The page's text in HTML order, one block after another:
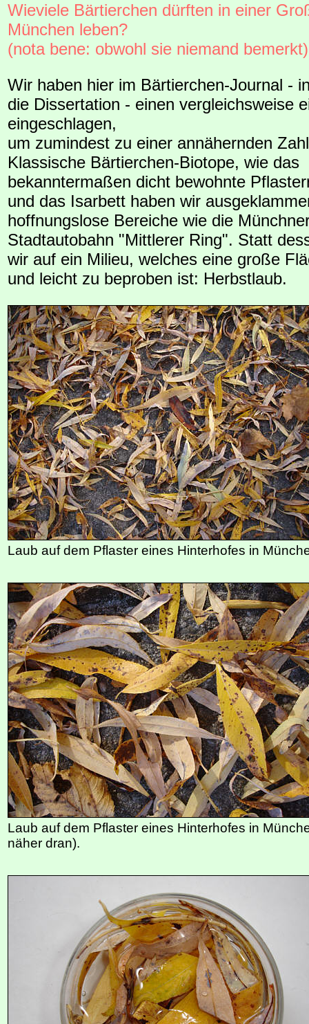
Wieviele Bärtierchen dürften in einer
München leben?
(nota bene: obwohl sie niemand bemerkt)
Wir haben hier im Bärtierchen-Journal -
die Dissertation - einen vergleichsweise
eingeschlagen,
um zumindest zu einer annähernden
Klassische Bärtierchen-Biotope, wie das
bekanntermaßen dicht bewohnte
und das Isarbett haben wir
hoffnungslose Bereiche wie die
Stadtautobahn "Mittlerer Ring". Statt
wir auf ein Milieu, welches eine große
und leicht zu beproben ist: Herbstlaub.
Laub auf dem Pflaster eines Hinterhofes in
Laub auf dem Pflaster eines Hinterhofes in
näher dran).